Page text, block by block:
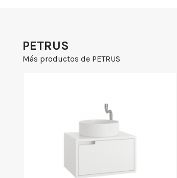
PETRUS
Más productos de PETRUS